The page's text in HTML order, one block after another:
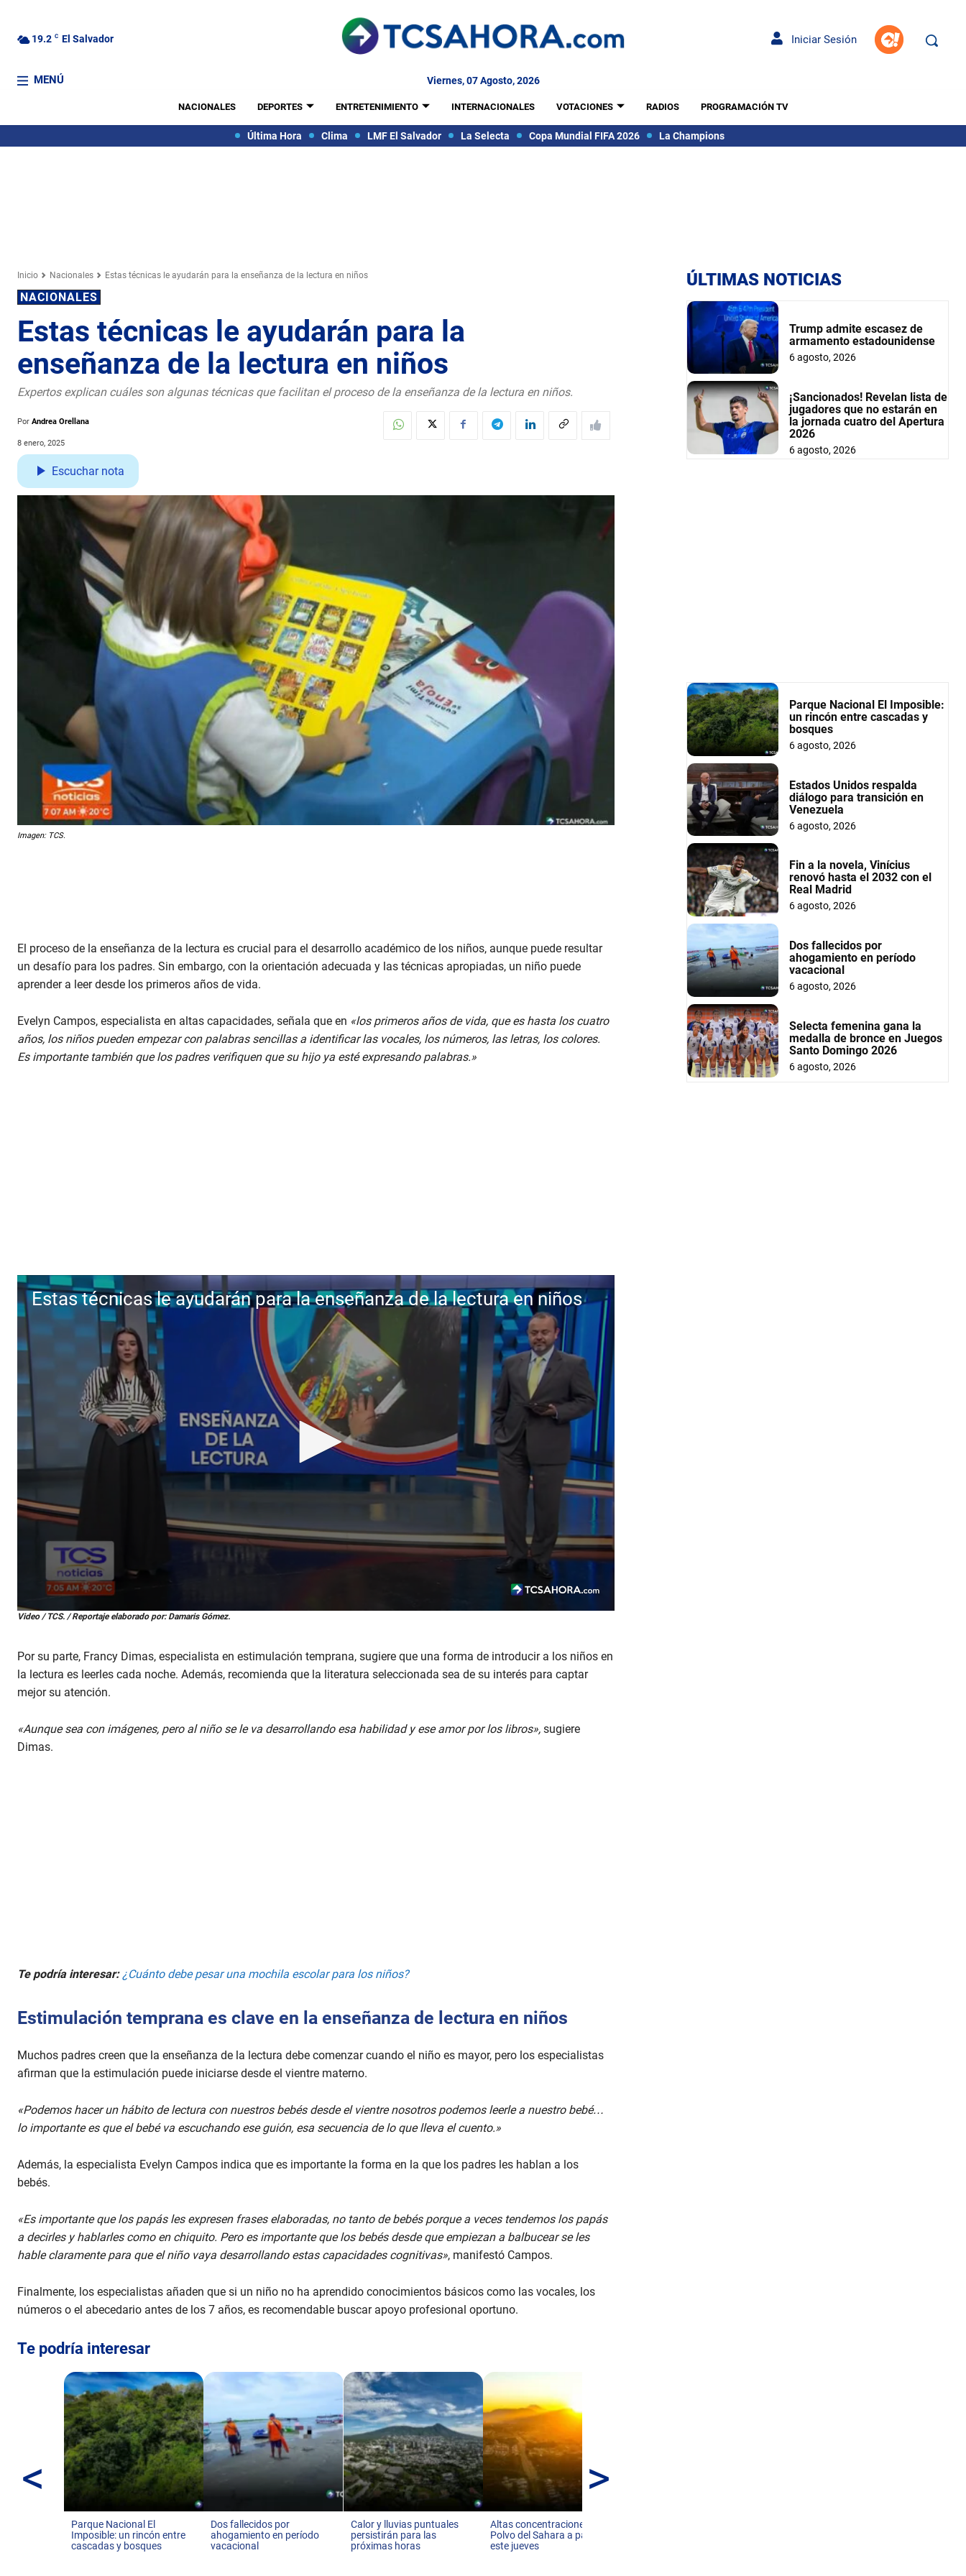
19.2 C El Salvador Iniciar Sesión
MENÚ Viernes, 07 Agosto, 2026
NACIONALES DEPORTES ENTRETENIMIENTO INTERNACIONALES VOTACIONES RADIOS PROGRAMACIÓN TV
Última Hora Clima LMF El Salvador La Selecta Copa Mundial FIFA 2026 La Champions
Inicio Nacionales Estas técnicas le ayudarán para la enseñanza de la lectura en niños
NACIONALES
Estas técnicas le ayudarán para la
enseñanza de la lectura en niños
Expertos explican cuáles son algunas técnicas que facilitan el proceso de la enseñanza de la lectura en niños.
Por Andrea Orellana
8 enero, 2025
Escuchar nota
Imagen: TCS.
El proceso de la enseñanza de la lectura es crucial para el desarrollo académico de los niños, aunque puede resultar
un desafío para los padres. Sin embargo, con la orientación adecuada y las técnicas apropiadas, un niño puede
aprender a leer desde los primeros años de vida.
Evelyn Campos, especialista en altas capacidades, señala que en «los primeros años de vida, que es hasta los cuatro
años, los niños pueden empezar con palabras sencillas a identificar las vocales, los números, las letras, los colores.
Es importante también que los padres verifiquen que su hijo ya esté expresando palabras.»
Estas técnicas le ayudarán para la enseñanza de la lectura en niños
0
c
o
n
s
2
m
i
u
0
Video / TCS. / Reportaje elaborado por: Damaris Gómez.
Por su parte, Francy Dimas, especialista en estimulación temprana, sugiere que una forma de introducir a los niños en
la lectura es leerles cada noche. Además, recomienda que la literatura seleccionada sea de su interés para captar
mejor su atención.
«Aunque sea con imágenes, pero al niño se le va desarrollando esa habilidad y ese amor por los libros», sugiere
Dimas.
Te podría interesar:¿Cuánto debe pesar una mochila escolar para los niños?
Estimulación temprana es clave en la enseñanza de lectura en niños
Muchos padres creen que la enseñanza de la lectura debe comenzar cuando el niño es mayor, pero los especialistas
afirman que la estimulación puede iniciarse desde el vientre materno.
«Podemos hacer un hábito de lectura con nuestros bebés desde el vientre nosotros podemos leerle a nuestro bebé…
lo importante es que el bebé va escuchando ese guión, esa secuencia de lo que lleva el cuento.»
Además, la especialista Evelyn Campos indica que es importante la forma en la que los padres les hablan a los
bebés.
«Es importante que los papás les expresen frases elaboradas, no tanto de bebés porque a veces tendemos los papás
a decirles y hablarles como en chiquito. Pero es importante que los bebés desde que empiezan a balbucear se les
hable claramente para que el niño vaya desarrollando estas capacidades cognitivas», manifestó Campos.
Finalmente, los especialistas añaden que si un niño no ha aprendido conocimientos básicos como las vocales, los
números o el abecedario antes de los 7 años, es recomendable buscar apoyo profesional oportuno.
Te podría interesar
<
Parque Nacional El
Imposible: un rincón entre
cascadas y bosques
Dos fallecidos por
ahogamiento en período
vacacional
Calor y lluvias puntuales
persistirán para las
próximas horas
Altas concentraciones del
Polvo del Sahara a partir de
este jueves
>
ÚLTIMAS NOTICIAS
Trump admite escasez de
armamento estadounidense
6 agosto, 2026
¡Sancionados! Revelan lista de
jugadores que no estarán en
la jornada cuatro del Apertura
2026
6 agosto, 2026
Parque Nacional El Imposible:
un rincón entre cascadas y
bosques
6 agosto, 2026
Estados Unidos respalda
diálogo para transición en
Venezuela
6 agosto, 2026
Fin a la novela, Vinícius
renovó hasta el 2032 con el
Real Madrid
6 agosto, 2026
Dos fallecidos por
ahogamiento en período
vacacional
6 agosto, 2026
Selecta femenina gana la
medalla de bronce en Juegos
Santo Domingo 2026
6 agosto, 2026